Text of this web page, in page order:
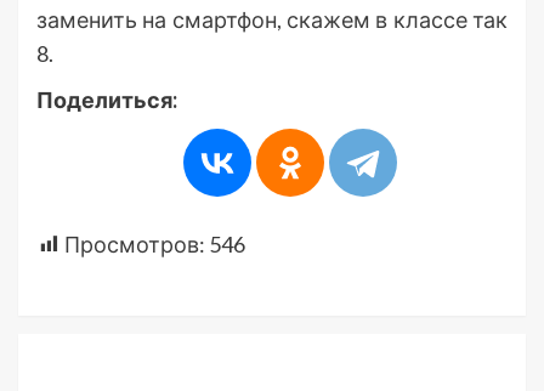
заменить на смартфон, скажем в классе так
8.
Поделиться:
Просмотров: 546